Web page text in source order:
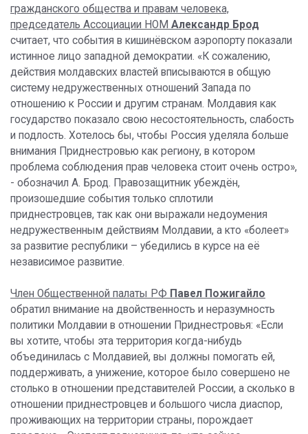
гражданского общества и правам человека,
председатель Ассоциации НОМ Александр Брод
считает, что события в кишинёвском аэропорту показали
истинное лицо западной демократии. «К сожалению,
действия молдавских властей вписываются в общую
систему недружественных отношений Запада по
отношению к России и другим странам. Молдавия как
государство показало свою несостоятельность, слабость
и подлость. Хотелось бы, чтобы Россия уделяла больше
внимания Приднестровью как региону, в котором
проблема соблюдения прав человека стоит очень остро»,
- обозначил А. Брод. Правозащитник убеждён,
произошедшие события только сплотили
приднестровцев, так как они выражали недоумения
недружественным действиям Молдавии, а кто «болеет»
за развитие республики – убедились в курсе на её
независимое развитие.
Член Общественной палаты РФ Павел Пожигайло
обратил внимание на двойственность и неразумность
политики Молдавии в отношении Приднестровья: «Если
вы хотите, чтобы эта территория когда-нибудь
объединилась с Молдавией, вы должны помогать ей,
поддерживать, а унижение, которое было совершено не
столько в отношении представителей России, а сколько в
отношении приднестровцев и большого числа диаспор,
проживающих на территории страны, порождает